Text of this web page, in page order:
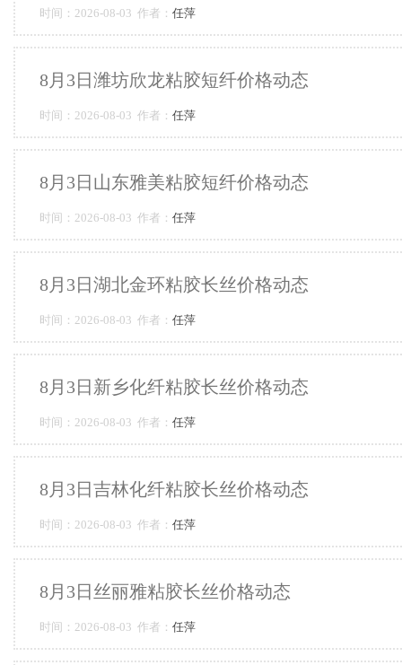
时间：2026-08-03 作者： 任萍
8月3日潍坊欣龙粘胶短纤价格动态
时间：2026-08-03 作者： 任萍
8月3日山东雅美粘胶短纤价格动态
时间：2026-08-03 作者： 任萍
8月3日湖北金环粘胶长丝价格动态
时间：2026-08-03 作者： 任萍
8月3日新乡化纤粘胶长丝价格动态
时间：2026-08-03 作者： 任萍
8月3日吉林化纤粘胶长丝价格动态
时间：2026-08-03 作者： 任萍
8月3日丝丽雅粘胶长丝价格动态
时间：2026-08-03 作者： 任萍